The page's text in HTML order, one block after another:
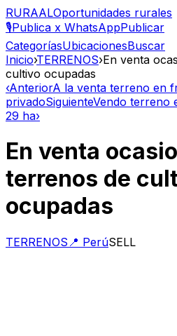
RURAALOportunidades rurales
🎙️Publica x WhatsAppPublicar
CategoríasUbicacionesBuscar
Inicio›TERRENOS›En venta
cultivo ocupadas
‹AnteriorA la venta terreno en
privadoSiguienteVendo terreno
29 ha›
En venta
terrenos de
ocupadas
TERRENOS 📍 PerúSELL